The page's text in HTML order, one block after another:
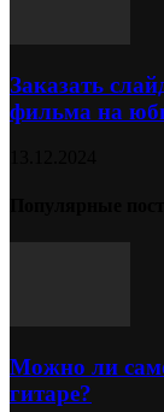
Заказать
фильма на
Можно ли
гитаре?